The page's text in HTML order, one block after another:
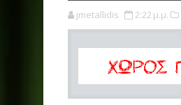
jmetallidis 2:22 μ.μ.